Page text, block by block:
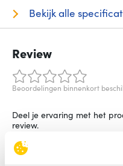
Bekijk alle
Review
Beoordelingen binnenkort
Deel je ervaring met het
review.
Schrijf een review